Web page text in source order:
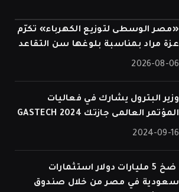
«مصر الوسطى لتوزيع الكهرباء» تكرّم
عزة مراد بمناسبة بلوغها سن التقاعد
2026-08-06
وزير البترول يشارك في فعاليات
المؤتمر العالمى جازتك 2024 GASTECH
2024-09-16
⁠ ضخ 5 مليارات دولار استثمارات
سعودية في مصر من خلال صندوق